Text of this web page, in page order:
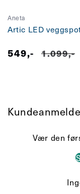
Aneta
Artic LED
Salgspris
549,-
Vanlig
1.099,-
Vær den